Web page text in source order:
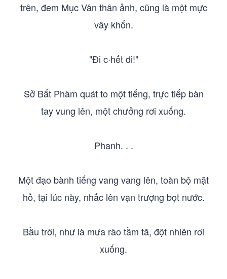
trên, đem Mục Vân thân ảnh, cũng là một mực
vây khốn.
"Đi c·hết đi!"
Sở Bất Phàm quát to một tiếng, trực tiếp bàn
tay vung lên, một chưởng rơi xuống.
Phanh. . .
Một đạo bành tiếng vang vang lên, toàn bộ mặt
hồ, tại lúc này, nhấc lên vạn trượng bọt nước.
Bầu trời, như là mưa rào tầm tã, đột nhiên rơi
xuống.